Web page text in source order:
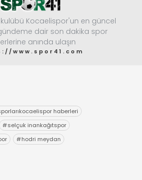
Kocaelispor'un en güncel
dair son dakika spor
anında ulaşın
www.spor41.com
haberleri
#selçuk inankağıtspor
#hodri meydan